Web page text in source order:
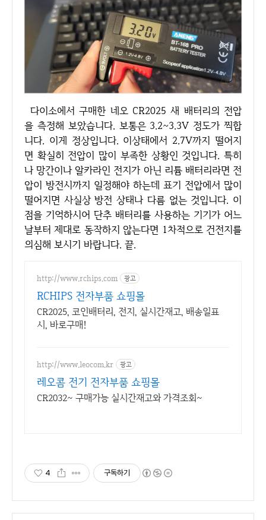
다이소에서 구매한 네오 CR2025 새 배터리의 전압
을 측정해 보았습니다. 보통은 3.2~3.3V 정도가 찍합
니다. 이게 정상입니다. 이상태에서 2.7V까지 떨어지
면 확실히 전압이 많이 부족한 상황인 것입니다. 특히
나 망간이나 알카라인 전지가 아닌 리튬 배터리라면 전
압이 방전시까지 일정해야 하는데 표기 전압에서 많이
떨어지면 사실상 방전 상태나 다름 없는 것입니다. 이
점을 기억하시어 단추 배터리를 사용하는 기기가 어느
날부터 제대로 동작하지 않는다면 1차적으로 건전지를
의심해 보시기 바랍니다. 끝.
http://www.rchips.com 광고
RCHIPS 전자부품 쇼핑몰
CR2025, 코인배터리, 전지, 실시간재고, 배송일표
시, 바로구매!
http://www.leocom.kr 광고
레오콤 전기 전자부품 쇼핑몰
CR2032~ 구매가능 실시간재고와 가격조회~
4 구독하기